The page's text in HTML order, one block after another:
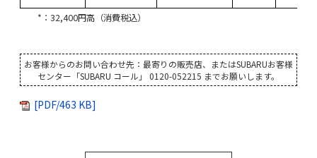
*：32,400円高（消費税込）
お客様からのお問い合わせ先：最寄りの販売店、またはSUBARUお客様
センター「SUBARU コール」 0120-052215 までお願いします。
[PDF/463 KB]